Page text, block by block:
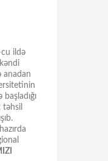
ildə
anadan